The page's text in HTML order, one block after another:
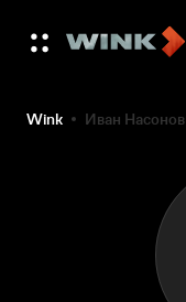
Wink Иван Насонов